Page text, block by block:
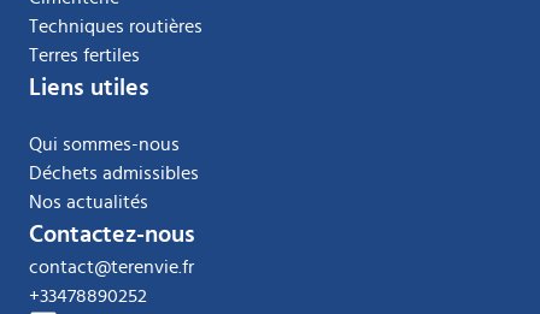
Techniques routières
Terres fertiles
Liens utiles
Qui sommes-nous
Déchets admissibles
Nos actualités
Contactez-nous
contact@terenvie.fr
+33478890252